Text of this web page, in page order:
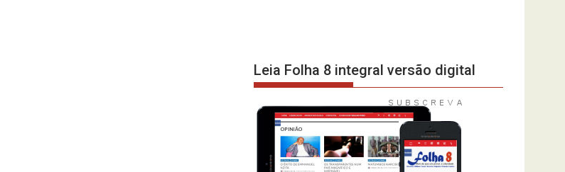
Leia Folha 8 integral versão digital